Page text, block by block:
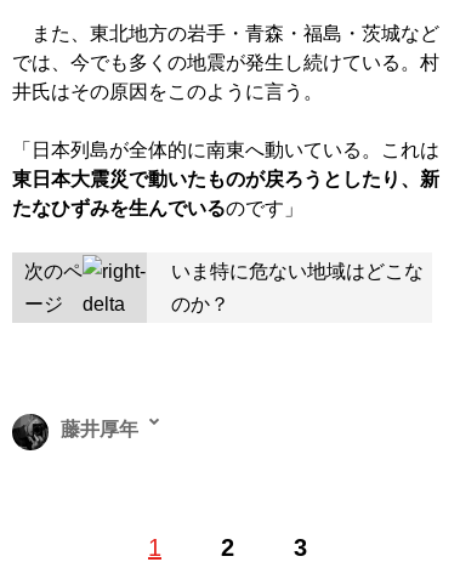
また、東北地方の岩手・青森・福島・茨城など
では、今でも多くの地震が発生し続けている。村
井氏はその原因をこのように言う。
「日本列島が全体的に南東へ動いている。これは
東日本大震災で動いたものが戻ろうとしたり、新
たなひずみを生んでいるのです」
次のペ
ージ
いま特に危ない地域はどこな
のか？
1 2 3
藤井厚年
ション雑誌『men’s egg』編集部員に。その後はフリー